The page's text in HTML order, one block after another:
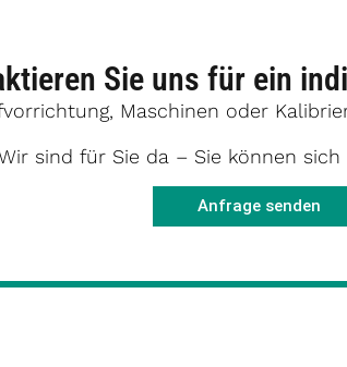
Sie uns für ein
Maschinen oder
sind für Sie da – Sie können sich
Anfrage senden